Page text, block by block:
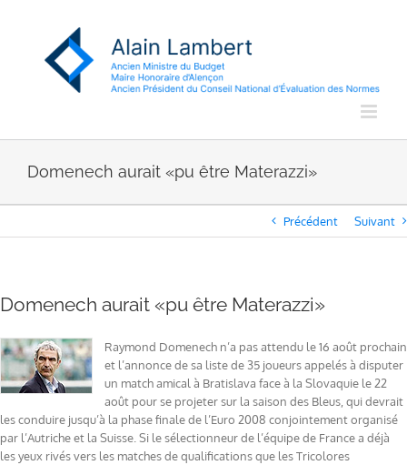
Domenech aurait «pu être Materazzi»
Précédent Suivant
Domenech aurait «pu être Materazzi»
Raymond Domenech n’a pas attendu le 16 août prochain
et l’annonce de sa liste de 35 joueurs appelés à disputer
un match amical à Bratislava face à la Slovaquie le 22
août pour se projeter sur la saison des Bleus, qui devrait
les conduire jusqu’à la phase finale de l’Euro 2008 conjointement organisé
par l’Autriche et la Suisse. Si le sélectionneur de l’équipe de France a déjà
les yeux rivés vers les matches de qualifications que les Tricolores